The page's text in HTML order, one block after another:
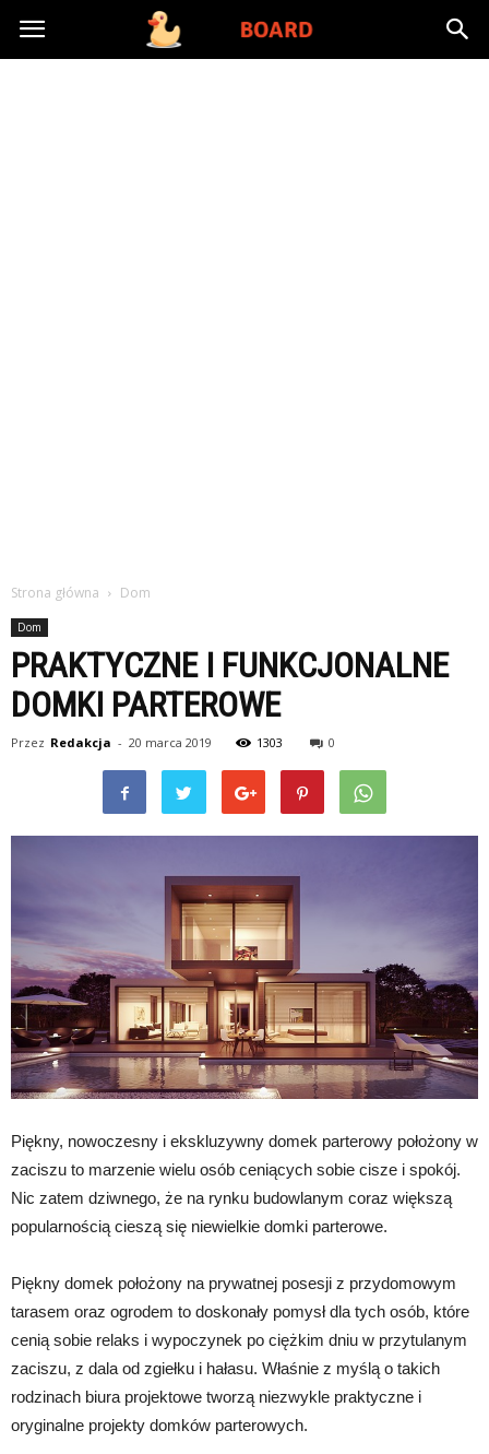
Toysboard.pl
Strona główna Dom
Dom
PRAKTYCZNE I FUNKCJONALNE
DOMKI PARTEROWE
Przez Redakcja - 20 marca 2019 1303 0
Piękny, nowoczesny i ekskluzywny domek parterowy położony w
zaciszu to marzenie wielu osób ceniących sobie cisze i spokój.
Nic zatem dziwnego, że na rynku budowlanym coraz większą
popularnością cieszą się niewielkie domki parterowe.
Piękny domek położony na prywatnej posesji z przydomowym
tarasem oraz ogrodem to doskonały pomysł dla tych osób, które
cenią sobie relaks i wypoczynek po ciężkim dniu w przytulanym
zaciszu, z dala od zgiełku i hałasu. Właśnie z myślą o takich
rodzinach biura projektowe tworzą niezwykle praktyczne i
oryginalne projekty domków parterowych.